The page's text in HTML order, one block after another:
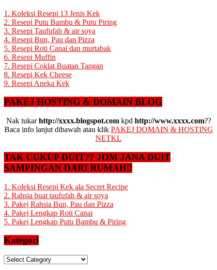
1. Koleksi Resepi 13 Jenis Kek
2. Resepi Putu Bambu & Putu Piring
3. Resepi Taufufah & air soya
4. Resepi Bun, Pau dan Pizza
5. Resepi Roti Canai dan murtabak
6. Resepi Muffin
7. Resepi Coklat Buatan Tangan
8. Resepi Kek Cheese
9. Resepi Aneka Kek
PAKEJ HOSTING & DOMAIN BLOG
Nak tukarhttp://xxxx.blogspot.comkpd http://www.xxxx.com??
Baca info lanjut dibawah atau klik PAKEJ DOMAIN & HOSTING
NETKL
TAK CUKUP DUIT?? JOM JANA DUIT
SAMPINGAN DARI RUMAH!!
1. Koleksi Resepi Kek ala Secret Recipe
2. Rahsia buat taufufah & air soya
3. Pakej Rahsia Bun, Pau dan Pizza
4. Pakej Lengkap Roti Canai
5. Pakej Lengkap Putu Bambu & Piring
Kategori
Kategori